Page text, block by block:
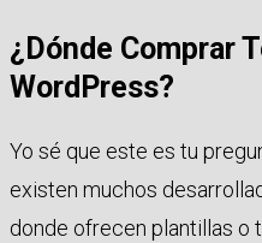
¿Dónde Comprar
WordPress?
Yo sé que este es tu
existen muchos
donde ofrecen plantillas o